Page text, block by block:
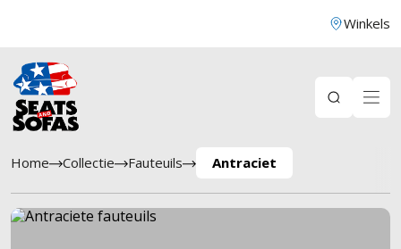
Winkels
Home Collectie Fauteuils Antraciet